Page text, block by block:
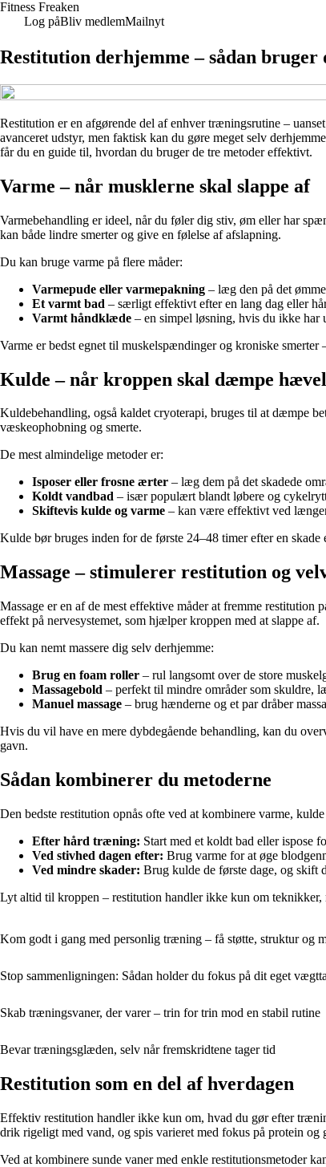
Fitness Freaken
Log påBliv medlemMailnyt
Restitution derhjemme – sådan
Restitution er en afgørende del af enhver træningsrutine –
avanceret udstyr, men faktisk kan du gøre meget selv
får du en guide til, hvordan du bruger de tre metoder effektivt.
Varme – når musklerne skal slappe af
Varmebehandling er ideel, når du føler dig stiv, øm eller har
kan både lindre smerter og give en følelse af afslapning.
Du kan bruge varme på flere måder:
Varmepude eller varmepakning – læg den på det
Et varmt bad – særligt effektivt efter en lang dag eller
Varmt håndklæde – en simpel løsning, hvis du ikke har
Varme er bedst egnet til muskelspændinger og kroniske
Kulde – når kroppen skal dæmpe
Kuldebehandling, også kaldet cryoterapi, bruges til at dæmpe
væskeophobning og smerte.
De mest almindelige metoder er:
Isposer eller frosne ærter – læg dem på det skadede
Koldt vandbad – især populært blandt løbere og
Skiftevis kulde og varme – kan være effektivt ved
Kulde bør bruges inden for de første 24–48 timer efter en
Massage – stimulerer restitution og
Massage er en af de mest effektive måder at fremme
effekt på nervesystemet, som hjælper kroppen med at slappe af.
Du kan nemt massere dig selv derhjemme:
Brug en foam roller – rul langsomt over de store
Massagebold – perfekt til mindre områder som skuldre,
Manuel massage – brug hænderne og et par dråber
Hvis du vil have en mere dybdegående behandling, kan du
gavn.
Sådan kombinerer du metoderne
Den bedste restitution opnås ofte ved at kombinere varme,
Efter hård træning: Start med et koldt bad eller ispose
Ved stivhed dagen efter: Brug varme for at øge
Ved mindre skader: Brug kulde de første dage, og skift
Lyt altid til kroppen – restitution handler ikke kun om
Kom godt i gang med personlig træning – få støtte, struktur og
Stop sammenligningen: Sådan holder du fokus på dit eget
Skab træningsvaner, der varer – trin for trin mod en stabil rutine
Bevar træningsglæden, selv når fremskridtene tager tid
Restitution som en del af hverdagen
Effektiv restitution handler ikke kun om, hvad du gør efter
drik rigeligt med vand, og spis varieret med fokus på protein og
Ved at kombinere sunde vaner med enkle restitutionsmetoder